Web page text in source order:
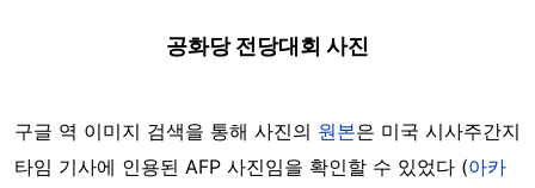
공화당 전당대회 사진
구글 역 이미지 검색을 통해 사진의 원본은 미국 시사주간지
타임 기사에 인용된 AFP 사진임을 확인할 수 있었다 (아카